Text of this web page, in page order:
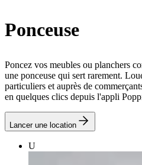
Ponceuse
Poncez vos meubles ou planchers
une ponceuse qui sert rarement.
particuliers et auprès de
en quelques clics depuis l'appli
Lancer une location
U